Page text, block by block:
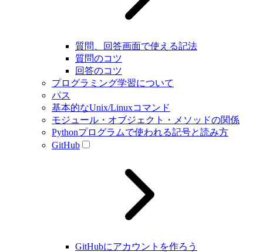
質問、回答画面で使える記法
質問のコツ
回答のコツ
プログラミング学習について
パス
基本的なUnix/Linuxコマンド
モジュール・オブジェクト・メソッドの関係
Pythonプログラムで使われる記号と読み方
GitHub
GitHubにアカウントを作ろう